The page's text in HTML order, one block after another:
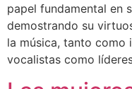
papel fundamental en
demostrando su
la música, tanto como
vocalistas como